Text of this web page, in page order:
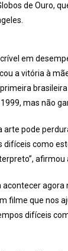
de Ouro,
em
a vitória à
mas não
arte pode
como
afirmou
acontecer agora
filme que nos
difíceis